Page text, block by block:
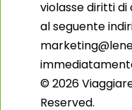
violasse diritti
al seguente
© 2026
Reserved.